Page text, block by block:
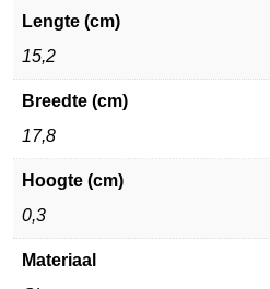
Lengte (cm)
15,2
Breedte (cm)
17,8
Hoogte (cm)
0,3
Materiaal